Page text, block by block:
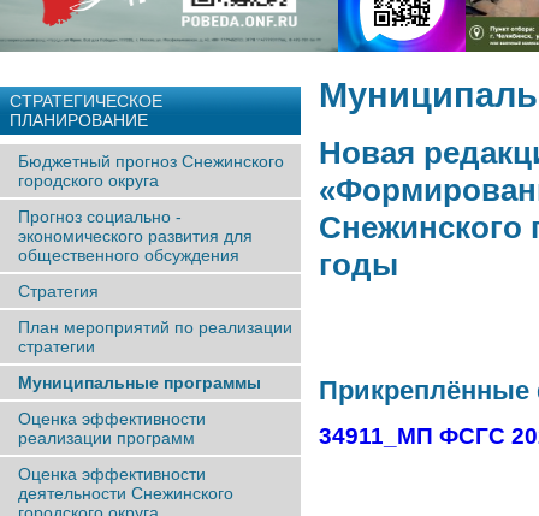
СТРАТЕГИЧЕСКОЕ
ПЛАНИРОВАНИЕ
Бюджетный прогноз Снежинского
городского округа
Прогноз социально -
экономического развития для
общественного обсуждения
Стратегия
План мероприятий по реализации
стратегии
Муниципальные программы
Оценка эффективности
реализации программ
Оценка эффективности
деятельности Снежинского
Новая
Снежинского
годы
34911_МП ФСГС